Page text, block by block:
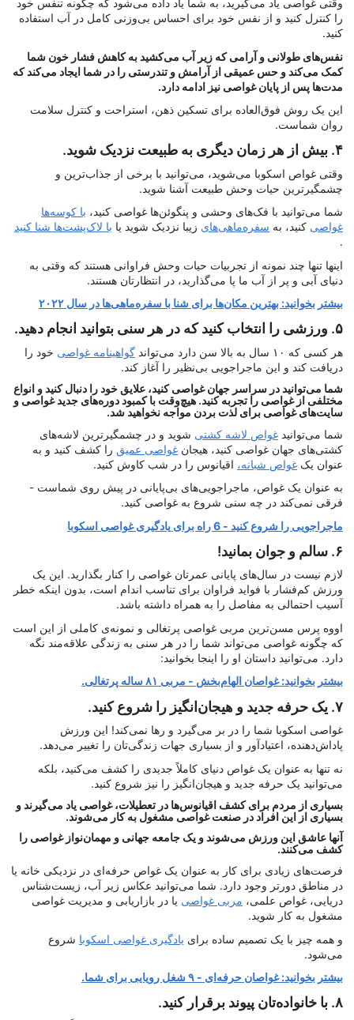
وقتی غواصی یاد می‌گیرید، به شما یاد داده می‌شود که چگونه تنفس خود
را کنترل کنید و از نفس خود برای احساس بی‌وزنی کامل در آب استفاده
کنید.
نفس‌های طولانی و آرامی که زیر آب می‌کشید به کاهش فشار خون شما
کمک می‌کند و حس عمیقی از آرامش و تندرستی را در شما ایجاد می‌کند که
مدت‌ها پس از پایان غواصی نیز ادامه دارد.
این یک روش فوق‌العاده برای تسکین ذهن، استراحت و کنترل سلامت
روان شماست.
۴. بیش از هر زمان دیگری به طبیعت نزدیک شوید.
وقتی غواص اسکوبا می‌شوید، می‌توانید با برخی از جذاب‌ترین و
چشمگیرترین حیات وحش طبیعت آشنا شوید.
شما می‌توانید با فک‌های وحشی و پنگوئن‌ها غواصی کنید، با کوسه‌ها
غواصی کنید، به سفره‌ماهی‌های زیبا نزدیک شوید یا با لاک‌پشت‌ها شنا کنید
.
اینها تنها چند نمونه از تجربیات حیات وحش فراوانی هستند که وقتی به
دنیای آبی و پر از آب ما پا می‌گذارید، در انتظارتان هستند.
بیشتر بخوانید: بهترین مکان‌ها برای شنا با سفره‌ماهی‌ها در سال ۲۰۲۲
۵. ورزشی را انتخاب کنید که در هر سنی بتوانید انجام دهید.
هر کسی که ۱۰ سال به بالا سن دارد می‌تواند گواهینامه غواصی خود را
دریافت کند و این ماجراجویی بی‌نظیر را آغاز کند.
شما می‌توانید در سراسر جهان غواصی کنید، علایق خود را دنبال کنید و انواع
مختلفی از غواصی را تجربه کنید. هیچ‌وقت با کمبود دوره‌های جدید غواصی و
سایت‌های غواصی برای لذت بردن مواجه نخواهید شد.
شما می‌توانید غواص لاشه کشتی شوید و در چشمگیرترین لاشه‌های
کشتی‌های جهان غواصی کنید، هیجان غواصی عمیق را کشف کنید و به
عنوان یک غواص شبانه، اقیانوس را در شب کاوش کنید.
به عنوان یک غواص، ماجراجویی‌های بی‌پایانی در پیش روی شماست -
فرقی نمی‌کند در چه سنی شروع به غواصی کنید.
ماجراجویی را شروع کنید - 6 راه برای یادگیری غواصی اسکوبا
۶. سالم و جوان بمانید!
لازم نیست در سال‌های پایانی عمرتان غواصی را کنار بگذارید. این یک
ورزش کم‌فشار با فواید فراوان برای تناسب اندام است، بدون اینکه خطر
آسیب احتمالی به مفاصل را به همراه داشته باشد.
اووه پرس مسن‌ترین مربی غواصی پرتغالی و نمونه‌ی کاملی از این است
که چگونه غواصی می‌تواند شما را در هر سنی به زندگی علاقه‌مند نگه
دارد. می‌توانید داستان او را اینجا بخوانید:
بیشتر بخوانید: غواصان الهام‌بخش - مربی ۸۱ ساله پرتغالی.
۷. یک حرفه جدید و هیجان‌انگیز را شروع کنید.
غواصی اسکوبا شما را در بر می‌گیرد و رها نمی‌کند! این ورزش
پاداش‌دهنده، اعتیادآور و از بسیاری جهات زندگی‌تان را تغییر می‌دهد.
نه تنها به عنوان یک غواص دنیای کاملاً جدیدی را کشف می‌کنید، بلکه
می‌توانید یک حرفه جدید و هیجان‌انگیز را نیز شروع کنید.
بسیاری از مردم برای کشف اقیانوس‌ها در تعطیلات، غواصی یاد می‌گیرند و
بسیاری از این افراد در صنعت غواصی مشغول به کار می‌شوند.
آنها عاشق این ورزش می‌شوند و یک جامعه جهانی و مهمان‌نواز غواصی را
کشف می‌کنند.
فرصت‌های زیادی برای کار به عنوان یک غواص حرفه‌ای در نزدیکی خانه یا
در مناطق دورتر وجود دارد. شما می‌توانید عکاس زیر آب، زیست‌شناس
دریایی، غواص علمی، مربی غواصی یا در بازاریابی و مدیریت غواصی
مشغول به کار شوید.
و همه چیز با یک تصمیم ساده برای یادگیری غواصی اسکوبا شروع
می‌شود.
بیشتر بخوانید: غواصان حرفه‌ای - ۹ شغل رویایی برای شما.
۸. با خانواده‌تان پیوند برقرار کنید.